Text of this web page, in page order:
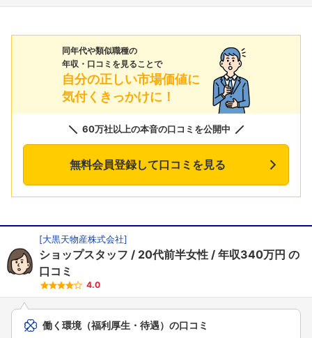
同年代や類似職種の
年収・口コミを見ることで
自分の正しい市場価値に
気付くきっかけに！
60万社以上の本音の口コミを公開中
無料会員登録して口コミを見る
[大黒天物産株式会社]
ショップスタッフ 20代前半女性 年収340万円 の
口コミ
4.0
働く環境（福利厚生・待遇）の口コミ